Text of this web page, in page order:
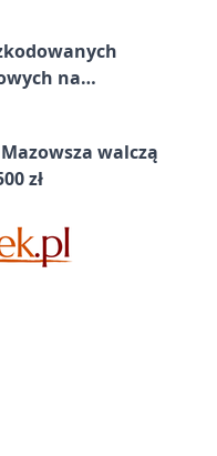
na
walczą
zł